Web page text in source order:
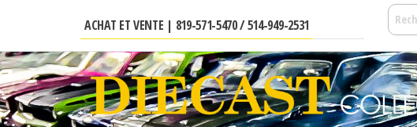
contenu
ACHAT ET VENTE | 819-571-5470 / 514-949-2531